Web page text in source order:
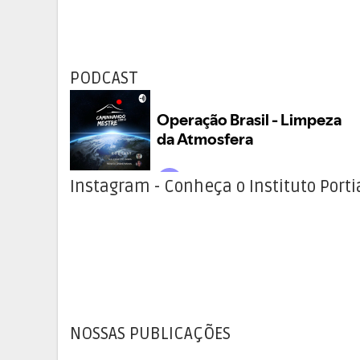
PODCAST
Instagram - Conheça o Instituto
NOSSAS PUBLICAÇÕES